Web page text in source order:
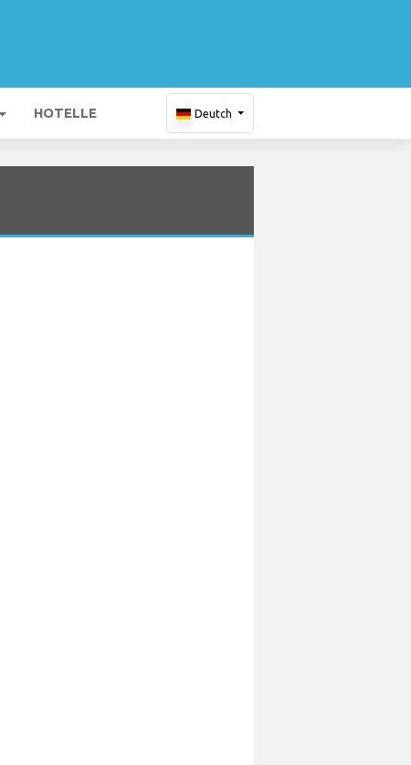
HOTELLE Deutch